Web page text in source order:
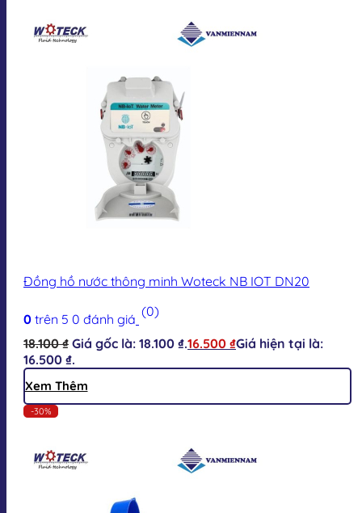
Đồng hồ nước thông minh Woteck NB IOT DN20
0 trên 5 0 đánh giá (0)
18.100₫ Giá gốc là: 18.100 ₫.16.500 ₫Giá hiện tại là:
16.500 ₫.
Xem Thêm
-30%